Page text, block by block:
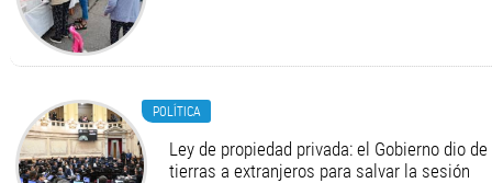
POLÍTICA
Ley de propiedad privada: el Gobierno dio
tierras a extranjeros para salvar la sesión